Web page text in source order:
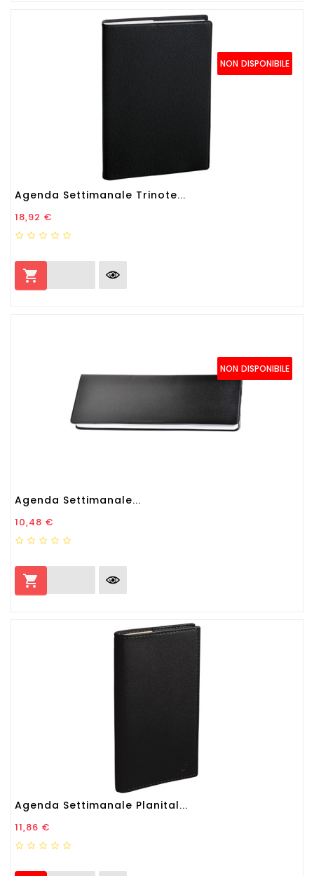
NON DISPONIBILE
Agenda Settimanale Trinote...
Prezzo
18,92 €

NON DISPONIBILE
Agenda Settimanale...
Prezzo
10,48 €

Agenda Settimanale Planital...
Prezzo
11,86 €